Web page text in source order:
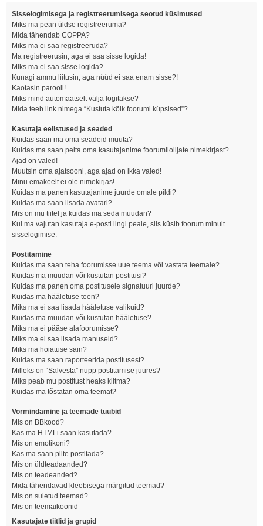
Sisselogimisega ja registreerumisega seotud küsimused
Miks ma pean üldse registreeruma?
Mida tähendab COPPA?
Miks ma ei saa registreeruda?
Ma registreerusin, aga ei saa sisse logida!
Miks ma ei saa sisse logida?
Kunagi ammu liitusin, aga nüüd ei saa enam sisse?!
Kaotasin parooli!
Miks mind automaatselt välja logitakse?
Mida teeb link nimega “Kustuta kõik foorumi küpsised”?
Kasutaja eelistused ja seaded
Kuidas saan ma oma seadeid muuta?
Kuidas ma saan peita oma kasutajanime foorumilolijate nimekirjast?
Ajad on valed!
Muutsin oma ajatsooni, aga ajad on ikka valed!
Minu emakeelt ei ole nimekirjas!
Kuidas ma panen kasutajanime juurde omale pildi?
Kuidas ma saan lisada avatari?
Mis on mu tiitel ja kuidas ma seda muudan?
Kui ma vajutan kasutaja e-posti lingi peale, siis küsib foorum minult
sisselogimise.
Postitamine
Kuidas ma saan teha foorumisse uue teema või vastata teemale?
Kuidas ma muudan või kustutan postitusi?
Kuidas ma panen oma postitusele signatuuri juurde?
Kuidas ma hääletuse teen?
Miks ma ei saa lisada hääletuse valikuid?
Kuidas ma muudan või kustutan hääletuse?
Miks ma ei pääse alafoorumisse?
Miks ma ei saa lisada manuseid?
Miks ma hoiatuse sain?
Kuidas ma saan raporteerida postitusest?
Milleks on “Salvesta” nupp postitamise juures?
Miks peab mu postitust heaks kiitma?
Kuidas ma tõstatan oma teemat?
Vormindamine ja teemade tüübid
Mis on BBkood?
Kas ma HTMLi saan kasutada?
Mis on emotikoni?
Kas ma saan pilte postitada?
Mis on üldteadaanded?
Mis on teadeanded?
Mida tähendavad kleebisega märgitud teemad?
Mis on suletud teemad?
Mis on teemaikoonid
Kasutajate tiitlid ja grupid